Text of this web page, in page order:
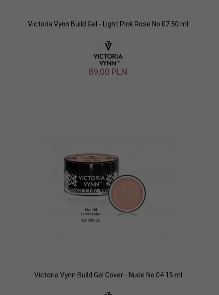
Victoria Vynn Build Gel - Light Pink Rose No.07 50 ml
89,00 PLN
Victoria Vynn Build Gel Cover - Nude No.04 15 ml